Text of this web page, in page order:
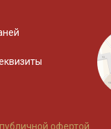
офертой.